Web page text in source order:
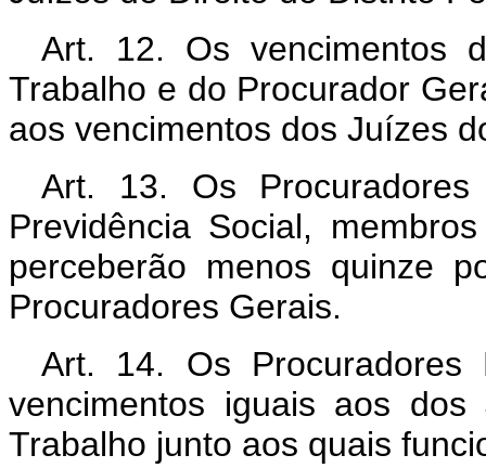
Art. 12. Os vencimentos
Trabalho e do Procurador
aos vencimentos dos Juízes
Art. 13. Os
Previdência Social,
perceberão menos quinze
Procuradores Gerais.
Art. 14. Os Procuradores
vencimentos iguais aos
Trabalho junto aos quais